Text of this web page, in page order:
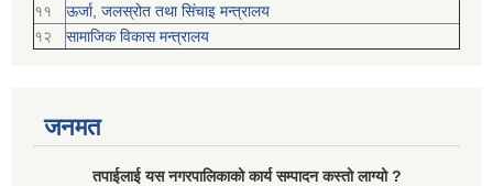
११
ऊर्जा, जलस्रोत तथा सिंचाइ मन्त्रालय
१२
सामाजिक विकास मन्‍‍त्रालय
जनमत
तपाईलाई यस नगरपालिकाको कार्य सम्पादन कस्तो लाग्यो ?